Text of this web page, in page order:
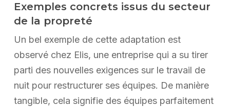
Exemples concrets issus du secteur
de la propreté
Un bel exemple de cette adaptation est
observé chez Elis, une entreprise qui a su tirer
parti des nouvelles exigences sur le travail de
nuit pour restructurer ses équipes. De manière
tangible, cela signifie des équipes parfaitement